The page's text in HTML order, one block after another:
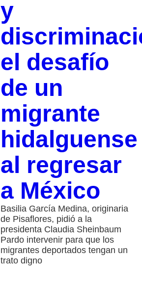
y
el desafío
de un
migrante
hidalguense
al regresar
a México
Basilia García Medina, originaria
de Pisaflores, pidió a la
presidenta Claudia Sheinbaum
Pardo intervenir para que los
migrantes deportados tengan un
trato digno